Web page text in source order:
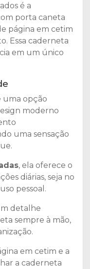
é a
porta caneta
página em cetim
Essa caderneta
em um único
uma opção
moderno
uma sensação
, ela oferece o
diárias, seja no
pessoal.
detalhe
sempre à mão,
em cetim e a
a caderneta